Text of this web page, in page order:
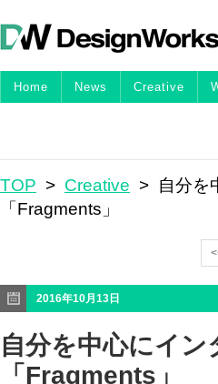
Home News Creative
TOP > Creative > 自分を
「Fragments」
2016年10月13日
自分を中心にイ
「Fragments」